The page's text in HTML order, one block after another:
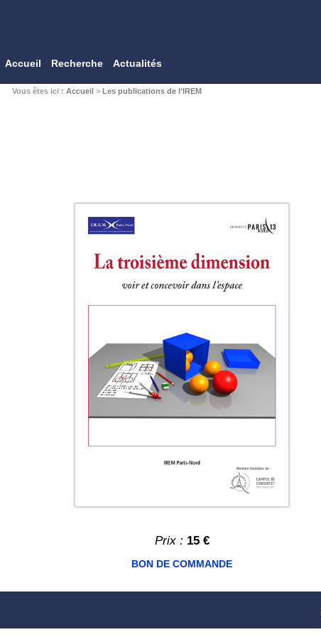
Accueil Recherche Actualités
Vous êtes ici : Accueil> Les publications de l’IREM
Prix : 15 €
BON DE COMMANDE